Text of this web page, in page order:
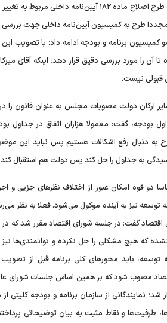
همین راستا نمایندگان مجلس کلیات طرح اصلاح
طرح به کمیسیون آیین‌نامه داخلی جهت بررسی
برنامه و بودجه ادامه داد: با تصویب
تا آن را مورد بررسی دقیق قرار دهد؛ اینکه
قبولی نیست.
ارکان دولت مصوبات مجلس به عنوان قانون را در
بودجه، گفت: معمولا هزاران اتفاق در جداول
به دنبال رفع اشکالات هستیم پس نباید این
به جداول را حل کند پس دولت هم استقبال
دو قوه امکان عبور از اختلاف نظرهای جزیی
توسعه نیز به آینده موکول می‌شود. فعلا به نظر
گفت: در جلسه شورای اقتصاد مقرر شد که در
نشده که هیچ مشکلی را حل نکرده و توانمندی‌ها
توسعه، باید محورهای کلی برنامه قبل از
مصوب شود که بر همین اساس جلسات شورای
نمایندگانی از سازمان برنامه و بودجه کلیتی
ظرفیت‌ها و نقاط مثبت به بیان توضیحاتی